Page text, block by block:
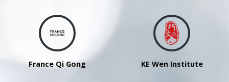
France Qi Gong KE Wen Institute